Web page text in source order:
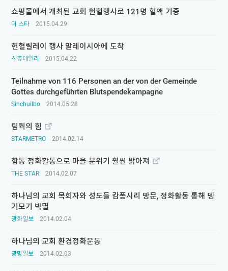
쇼핑몰에서 개최된 교회 헌혈행사로 121명 혈액 기증
더 스타 2015.04.29
헌혈릴레이 행사 말레이시아에 도착
신츄데일리 2015.04.22
Teilnahme von 116 Personen an der von der Gemeinde
Gottes durchgeführten Blutspendekampagne
Sinchuilbo 2014.05.28
팀웍의 힘
STARMETRO 2014.02.14
합동 정화활동으로 마을 분위기 훨씬 밝아져
THE STAR 2014.02.07
하나님의 교회 목회자와 성도들 캄퐁시리 방문, 정화활동 통해 뎅
기모기 박멸
광화일보 2014.02.04
하나님의 교회 환경정화운동
광명일보 2014.02.03